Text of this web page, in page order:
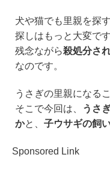
o
o
k
犬や猫でも里親を探
探しはもっと大変です
残念ながら殺処分さ
なのです。
うさぎの里親になる
そこで今回は、
うさ
かと、 子ウサギの飼
Sponsored Link